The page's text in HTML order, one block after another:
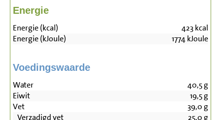
Energie
Energie (kcal) 423kcal
Energie (kJoule)
1774kJoule
Voedingswaarde
Water 40,5g
Eiwit
19,5g
Vet
39,0 g
Verzadigd vet
25,0 g